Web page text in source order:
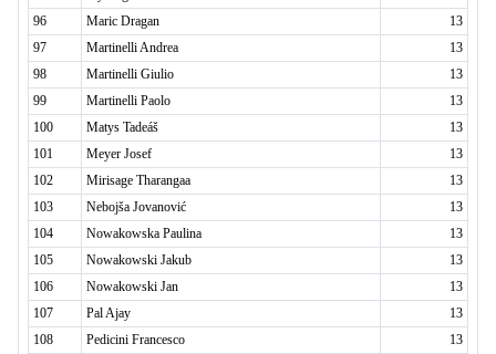
96
Maric Dragan
13
97
Martinelli Andrea
13
98
Martinelli Giulio
13
99
Martinelli Paolo
13
100
Matys Tadeáš
13
101
Meyer Josef
13
102
Mirisage Tharangaa
13
103
Nebojša Jovanović
13
104
Nowakowska Paulina
13
105
Nowakowski Jakub
13
106
Nowakowski Jan
13
107
Pal Ajay
13
108
Pedicini Francesco
13